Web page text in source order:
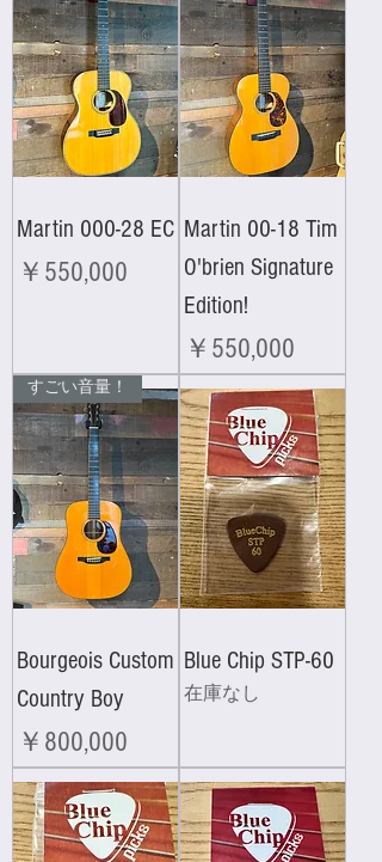
Martin 000-28 EC
価格
￥550,000
Martin 00-18 Tim
O'brien Signature
Edition!
価格
￥550,000
すごい音量！
Bourgeois Custom
Country Boy
価格
￥800,000
Blue Chip STP-60
在庫なし